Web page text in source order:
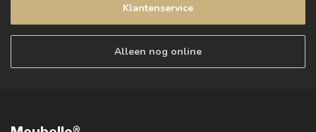
Klantenservice
Alleen nog online